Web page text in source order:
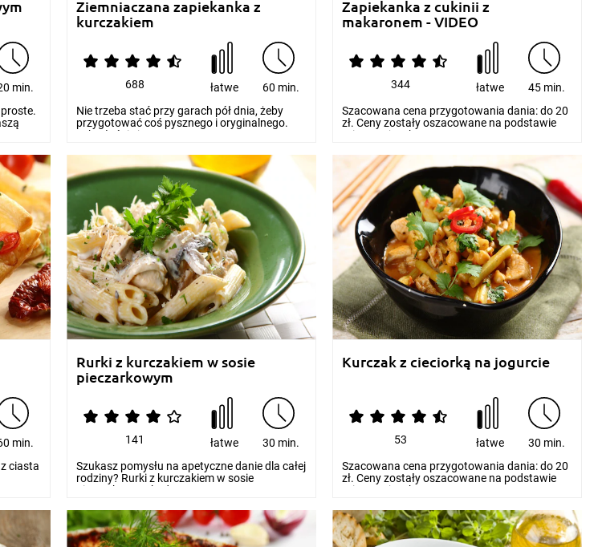
min.
Ziemniaczana zapiekanka z
kurczakiem
688 łatwe
60 min.
Nie trzeba stać przy garach pół dnia, żeby
przygotować coś pysznego i oryginalnego.
Tak właśnie j...
Zapiekanka z cukinii z
makaronem - VIDEO
344 łatwe
45 min.
Szacowana cena przygotowania dania: do 20
zł. Ceny zostały oszacowane na podstawie
orientacyjnych...
min.
ciasta
Rurki z kurczakiem w sosie
pieczarkowym
141 łatwe
30 min.
Szukasz pomysłu na apetyczne danie dla całej
rodziny? Rurki z kurczakiem w sosie
pieczarkowym będ...
Kurczak z cieciorką na jogurcie
53 łatwe
30 min.
Szacowana cena przygotowania dania: do 20
zł. Ceny zostały oszacowane na podstawie
orientacyjnych...